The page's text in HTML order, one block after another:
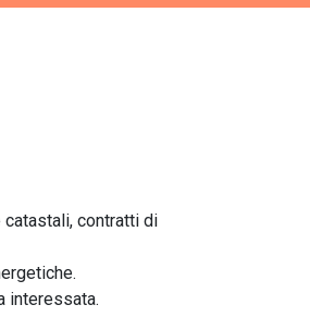
catastali, contratti di
interessata.